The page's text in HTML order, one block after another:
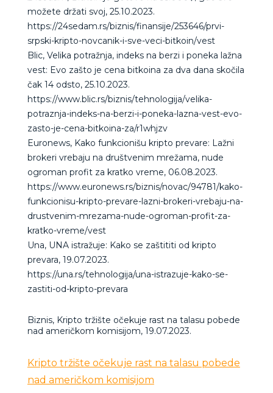
možete držati svoj, 25.10.2023.
https://24sedam.rs/biznis/finansije/253646/prvi-
srpski-kripto-novcanik-i-sve-veci-bitkoin/vest
Blic, Velika potražnja, indeks na berzi i poneka lažna
vest: Evo zašto je cena bitkoina za dva dana skočila
čak 14 odsto, 25.10.2023.
https://www.blic.rs/biznis/tehnologija/velika-
potraznja-indeks-na-berzi-i-poneka-lazna-vest-evo-
zasto-je-cena-bitkoina-za/r1whjzv
Euronews, Kako funkcionišu kripto prevare: Lažni
brokeri vrebaju na društvenim mrežama, nude
ogroman profit za kratko vreme, 06.08.2023.
https://www.euronews.rs/biznis/novac/94781/kako-
funkcionisu-kripto-prevare-lazni-brokeri-vrebaju-na-
drustvenim-mrezama-nude-ogroman-profit-za-
kratko-vreme/vest
Una, UNA istražuje: Kako se zaštititi od kripto
prevara, 19.07.2023.
https://una.rs/tehnologija/una-istrazuje-kako-se-
zastiti-od-kripto-prevara
Biznis, Kripto tržište očekuje rast na talasu pobede
nad američkom komisijom, 19.07.2023.
Kripto tržište očekuje rast na talasu pobede
nad američkom komisijom